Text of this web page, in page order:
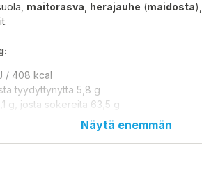
maitorasva herajauhe (maidosta
/ 408 kcal
tyydyttynyttä 5,8 g
g, josta sokereita 63,5 g
Näytä enemmän